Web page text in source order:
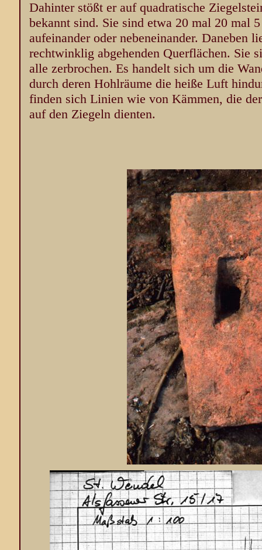
Dahinter stößt er auf quadratische
bekannt sind. Sie sind etwa 20 mal 20 mal
aufeinander oder nebeneinander. Daneben
rechtwinklig abgehenden Querflächen. Sie
alle zerbrochen. Es handelt sich um die
durch deren Hohlräume die heiße Luft
finden sich Linien wie von Kämmen, die
auf den Ziegeln dienten.